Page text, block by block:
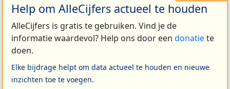
Help om AlleCijfers actueel te houden
AlleCijfers is gratis te gebruiken. Vind je de
informatie waardevol? Help ons door een donatiete
doen.
Elke bijdrage helpt om data actueel te houden en nieuwe
inzichten toe te voegen.